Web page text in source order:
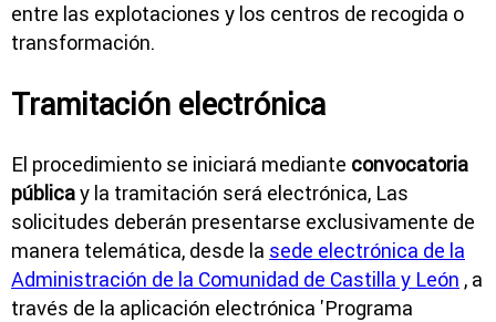
entre las explotaciones y los centros de recogida o
transformación.
Tramitación electrónica
El procedimiento se iniciará mediante convocatoria
públicay la tramitación será electrónica, Las
solicitudes deberán presentarse exclusivamente de
manera telemática, desde la sede electrónica de la
Administración de la Comunidad de Castilla y León , a
través de la aplicación electrónica 'Programa